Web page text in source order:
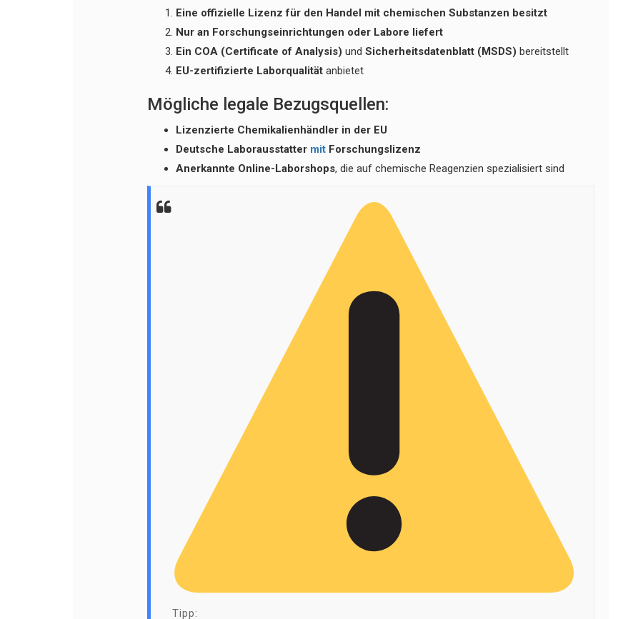
Eine offizielle Lizenz für den Handel mit chemischen Substanzen besitzt
Nur an Forschungseinrichtungen oder Labore liefert
Ein COA (Certificate of Analysis) undSicherheitsdatenblatt (MSDS) bereitstellt
EU-zertifizierte Laborqualität anbietet
Mögliche legale Bezugsquellen:
Lizenzierte Chemikalienhändler in der EU
Deutsche Laborausstatter mit Forschungslizenz
Anerkannte Online-Laborshops, die auf chemische Reagenzien spezialisiert sind
Tipp: